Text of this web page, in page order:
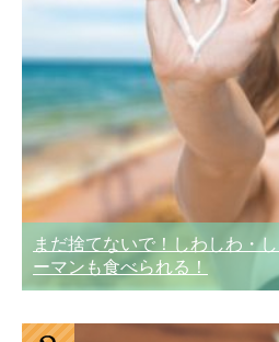
まだ捨てないで！しわしわ・
ーマンも食べられる！